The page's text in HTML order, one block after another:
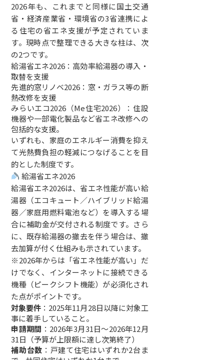
2026年も、これまでと同様に国土交通
省・経済産業省・環境省の3省連携によ
る住宅の省エネ支援が予定されていま
す。現時点で整理できる大きな柱は、次
の2つです。
給湯省エネ2026：高効率給湯器の導入・
取替を支援
先進的窓リノベ2026：窓・ガラス等の断
熱改修を支援
みらいエコ2026（Me住宅2026）：住設
機器や一部電化製品など省エネ改修への
包括的な支援。
いずれも、家庭のエネルギー消費を抑え
て光熱費負担の軽減につなげることを目
的とした制度です。
給湯省エネ2026
給湯省エネ2026は、省エネ性能が高い給
湯器（エコキュート／ハイブリッド給湯
器／家庭用燃料電池など）を導入する場
合に補助金が交付される制度です。さら
に、既存給湯器の撤去を伴う場合は、撤
去加算が付く仕組みも示されています。
※2026年からは「省エネ性能が高い」だ
けでなく、インターネットに接続できる
機種（ピークシフト機能）が必須化され
た点がポイントです。
対象要件 ：2025年11月28日以降に対象工
事に着手していること。
申請期間 ：2026年3月31日〜2026年12月
31日（予算が上限額に達し次第終了）
補助台数 ：戸建て住宅はいずれか2台ま